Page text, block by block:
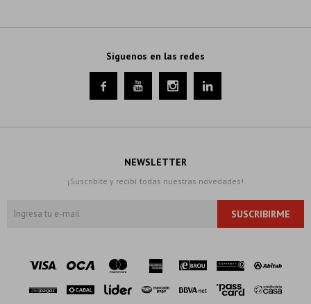
Síguenos en las redes
   
NEWSLETTER
¡Suscribite y recibí todas nuestras novedades!
SUSCRIBIRME